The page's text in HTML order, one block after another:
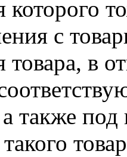
которого
с
товара, в
также